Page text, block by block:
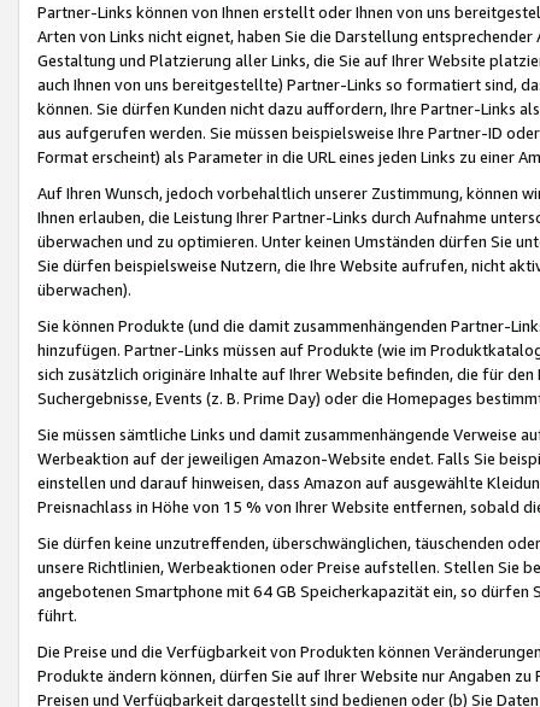
Partner-Links können von Ihnen erstellt oder Ihnen von uns
Arten von Links nicht eignet, haben Sie die Darstellung
Gestaltung und Platzierung aller Links, die Sie auf Ihrer Website
auch Ihnen von uns bereitgestellte) Partner-Links so formatiert sind,
können. Sie dürfen Kunden nicht dazu auffordern, Ihre Partner-Links
aus aufgerufen werden. Sie müssen beispielsweise Ihre Partner-ID
Format erscheint) als Parameter in die URL eines jeden Links zu einer
Auf Ihren Wunsch, jedoch vorbehaltlich unserer Zustimmung, können
Ihnen erlauben, die Leistung Ihrer Partner-Links durch Aufnahme
überwachen und zu optimieren. Unter keinen Umständen dürfen Sie
Sie dürfen beispielsweise Nutzern, die Ihre Website aufrufen, nicht
überwachen).
Sie können Produkte (und die damit zusammenhängenden Partner-
hinzufügen. Partner-Links müssen auf Produkte (wie im
sich zusätzlich originäre Inhalte auf Ihrer Website befinden, die für
Suchergebnisse, Events (z. B. Prime Day) oder die Homepages
Sie müssen sämtliche Links und damit zusammenhängende
Werbeaktion auf der jeweiligen Amazon-Website endet. Falls Sie
einstellen und darauf hinweisen, dass Amazon auf ausgewählte
Preisnachlass in Höhe von 15 % von Ihrer Website entfernen, sobald
Sie dürfen keine unzutreffenden, überschwänglichen, täuschenden
unsere Richtlinien, Werbeaktionen oder Preise aufstellen. Stellen Sie
angebotenen Smartphone mit 64 GB Speicherkapazität ein, so dürfen
führt.
Die Preise und die Verfügbarkeit von Produkten können
Produkte ändern können, dürfen Sie auf Ihrer Website nur Angaben
Preisen und Verfügbarkeit dargestellt sind bedienen oder (b) Sie